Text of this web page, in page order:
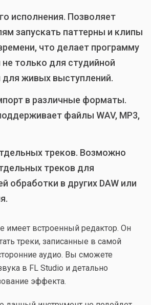
исполнения. Позволяет
запускать паттерны и клипы
что делает программу
только для студийной
для живых выступлений.
в различные форматы.
файлы WAV, MP3,
треков. Возможно
треков для
обработки в других DAW или
имеет встроенный редактор. Он
треки, записанные в самой
аудио. Вы сможете
в FL Studio и детально
эффекта.